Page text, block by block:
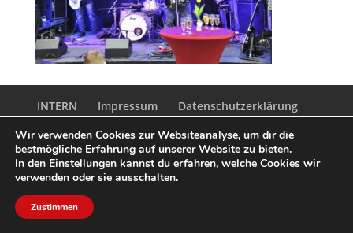
INTERN Impressum Datenschutzerklärung
Design by AKTIONSfelder
Wir verwenden Cookies zur Websiteanalyse, um dir die
bestmögliche Erfahrung auf unserer Website zu bieten.
In den Einstellungen kannst du erfahren, welche Cookies wir
verwenden oder sie ausschalten.
Zustimmen